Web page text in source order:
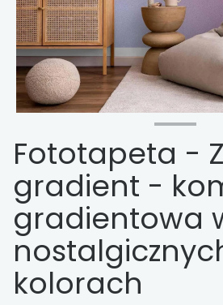
Fototapeta -
gradient -
gradientowa
kolorach